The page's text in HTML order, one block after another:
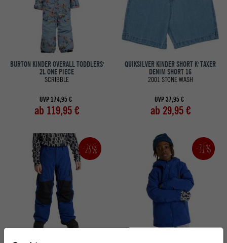
BURTON KINDER OVERALL TODDLERS'
2L ONE PIECE
SCRIBBLE
UVP 174,95 €
ab 119,95 €
QUIKSILVER KINDER SHORT K' TAXER
DENIM SHORT 16
2001 STONE WASH
UVP 37,95 €
ab 29,95 €
-26% -31%